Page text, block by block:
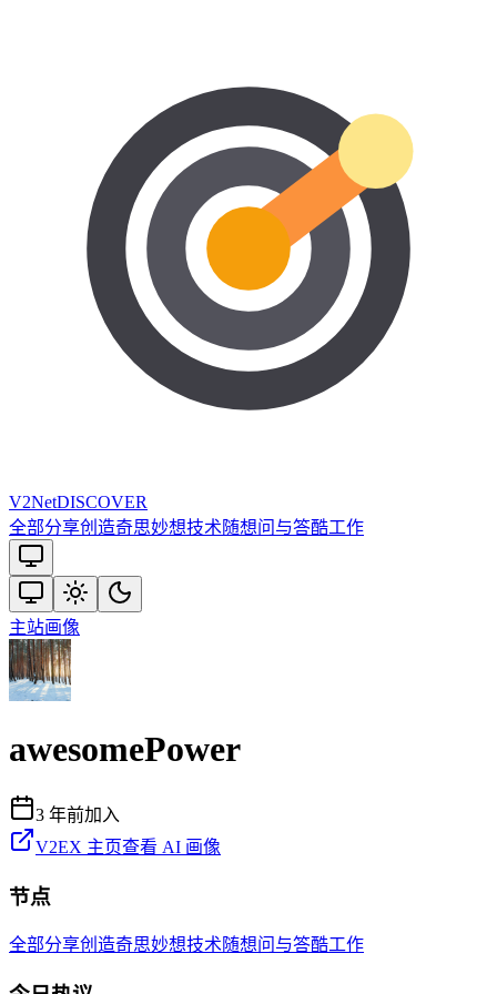
V2NetDISCOVER
全部分享创造奇思妙想技术随想问与答酷工作
主站画像
awesomePower
3 年前加入
V2EX 主页查看 AI 画像
节点
全部分享创造奇思妙想技术随想问与答酷工作